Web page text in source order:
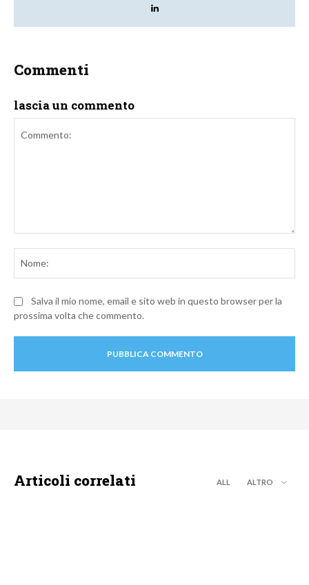
Commenti
lascia un commento
Salva il mio nome, email e sito web in questo browser per la
prossima volta che commento.
Articoli correlati ALL ALTRO